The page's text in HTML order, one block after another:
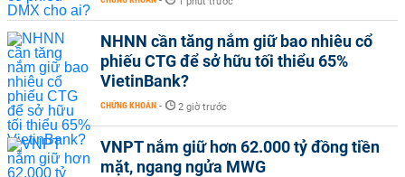
NHNN cần tăng nắm giữ bao nhiêu cổ
phiếu CTG để sở hữu tối thiểu 65%
VietinBank?
CHỨNG KHOÁN - 2 giờ trước
VNPT nắm giữ hơn 62.000 tỷ đồng tiền
mặt, ngang ngửa MWG